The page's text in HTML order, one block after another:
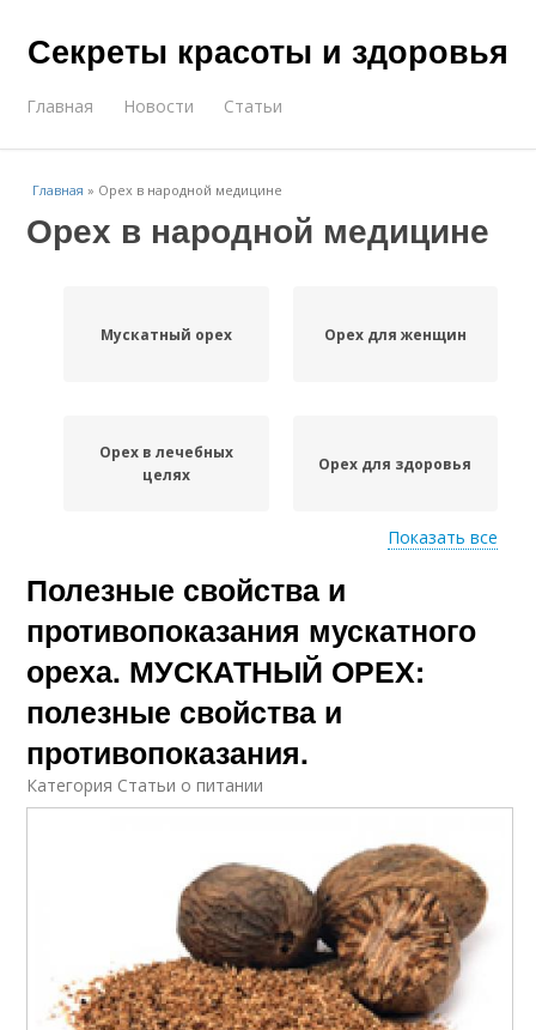
Секреты красоты и здоровья
Главная Новости Статьи
Главная » Орех в народной медицине
Орех в народной медицине
Мускатный орех Орех для женщин
Орех в лечебных
целях
Орех для здоровья
мускатный орех Орех для организма
Орех для сосудов
Показать все
Полезные свойства и
противопоказания мускатного
ореха. МУСКАТНЫЙ ОРЕХ:
полезные свойства и
противопоказания.
Категория Статьи о питании